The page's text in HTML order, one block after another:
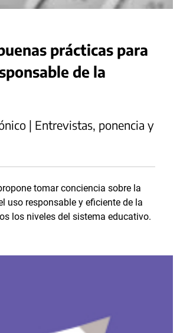
prácticas para
de la
| Entrevistas, ponencia y
tomar conciencia sobre la
uso responsable y eficiente de la
los niveles del sistema educativo.